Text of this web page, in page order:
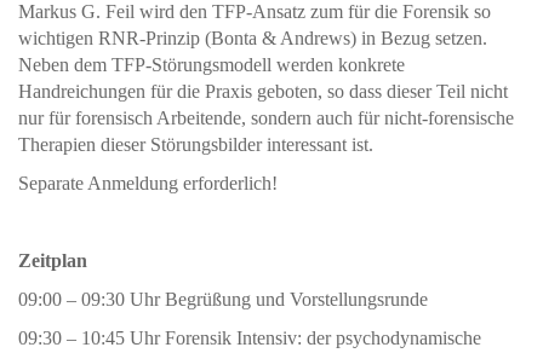
Markus G. Feil wird den TFP-Ansatz zum für die Forensik so
wichtigen RNR-Prinzip (Bonta & Andrews) in Bezug setzen.
Neben dem TFP-Störungsmodell werden konkrete
Handreichungen für die Praxis geboten, so dass dieser Teil nicht
nur für forensisch Arbeitende, sondern auch für nicht-forensische
Therapien dieser Störungsbilder interessant ist.
Separate Anmeldung erforderlich!
Zeitplan
09:00 – 09:30 Uhr Begrüßung und Vorstellungsrunde
09:30 – 10:45 Uhr Forensik Intensiv: der psychodynamische